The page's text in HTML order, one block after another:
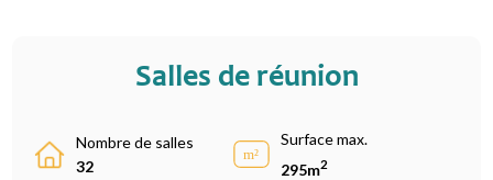
Salles de réunion
Nombre de salles
32
Surface max.
295m2